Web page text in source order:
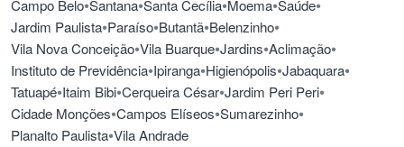
Campo Belo•Santana•Santa Cecília•Moema•Saúde•
Jardim Paulista•Paraíso•Butantã•Belenzinho•
Vila Nova Conceição•Vila Buarque•Jardins•Aclimação•
Instituto de Previdência•Ipiranga•Higienópolis•Jabaquara•
Tatuapé•Itaim Bibi•Cerqueira César•Jardim Peri Peri•
Cidade Monções•Campos Elíseos•Sumarezinho•
Planalto Paulista•Vila Andrade